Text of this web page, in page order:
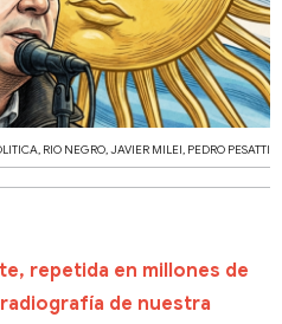
, RIO NEGRO,JAVIER MILEI, PEDRO PESATTI
repetida en millones de
de nuestra